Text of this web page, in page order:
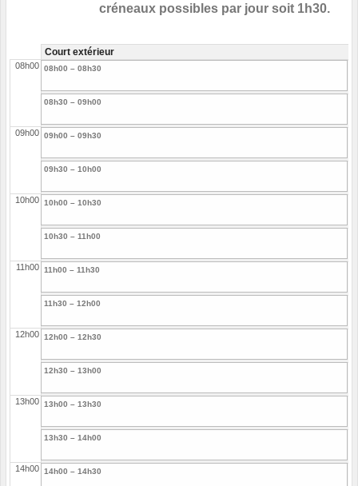
créneaux possibles par jour soit 1h30.
Court extérieur
08h00
09h00
10h00
11h00
12h00
13h00
14h00
10h00 – 10h30
10h30 – 11h00
11h00 – 11h30
11h30 – 12h00
12h00 – 12h30
12h30 – 13h00
13h00 – 13h30
13h30 – 14h00
14h00 – 14h30
08h00 – 08h30
08h30 – 09h00
09h00 – 09h30
09h30 – 10h00